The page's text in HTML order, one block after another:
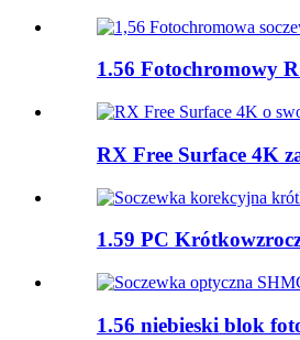
1.56 Fotochromowy
RX Free Surface 4K
1.59 PC
1.56 niebieski blok